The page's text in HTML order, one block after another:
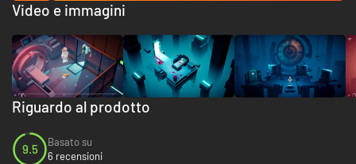
Riguardo al prodotto
9.5
Basato su
6 recensioni
Video e immagini